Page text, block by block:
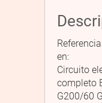
en:
Circuito
completo
G200/60